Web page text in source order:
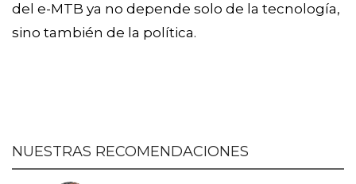
del e-MTB ya no depende solo de la tecnología,
sino también de la política.
NUESTRAS RECOMENDACIONES